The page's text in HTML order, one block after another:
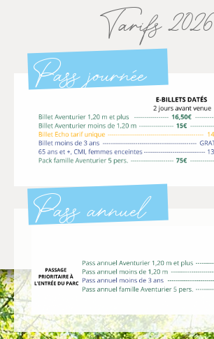
Tarifs 2026
Pass journée
Pass annuel